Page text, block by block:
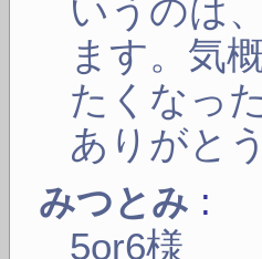
いうのは
ます。気
たくなっ
ありがと
みつとみ :
5or6様